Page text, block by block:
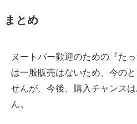
まとめ
ヌートバー歓迎のための『たっ
は一般販売はないため、今の
せんが、今後、購入チャンス
ん。